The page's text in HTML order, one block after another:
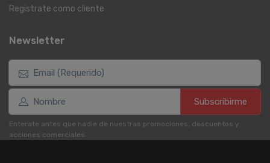
Registrate como cliente
Newsletter
Subscribirme
Enterate antes que nadie de nuestras promociones, descuentos y
acciones comerciales.